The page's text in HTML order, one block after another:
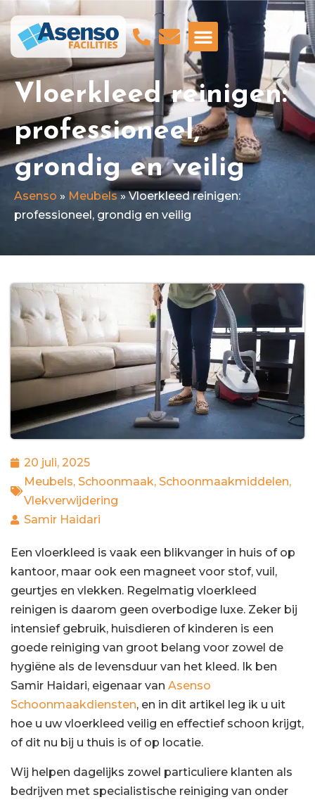
Vloerkleed reinigen:
professioneel,
grondig en veilig
Asenso » Meubels»Vloerkleed reinigen:
professioneel, grondig en veilig
20 juli, 2025
Meubels, Schoonmaak, Schoonmaakmiddelen,
Vlekverwijdering
Samir Haidari
Een vloerkleed is vaak een blikvanger in huis of op
kantoor, maar ook een magneet voor stof, vuil,
geurtjes en vlekken. Regelmatig vloerkleed
reinigen is daarom geen overbodige luxe. Zeker bij
intensief gebruik, huisdieren of kinderen is een
goede reiniging van groot belang voor zowel de
hygiëne als de levensduur van het kleed. Ik ben
Samir Haidari, eigenaar van Asenso
Schoonmaakdiensten, en in dit artikel leg ik u uit
hoe u uw vloerkleed veilig en effectief schoon krijgt,
of dit nu bij u thuis is of op locatie.
Wij helpen dagelijks zowel particuliere klanten als
bedrijven met specialistische reiniging van onder